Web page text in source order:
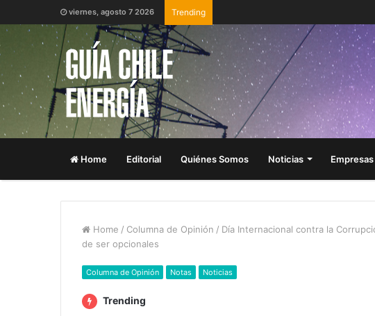
viernes, agosto 7 2026 Trending
Home Editorial Quiénes Somos Noticias Empresas
Home / Columna de Opinión / Día Internacional contra la
de ser opcionales
Columna de Opinión Notas Noticias
Trending